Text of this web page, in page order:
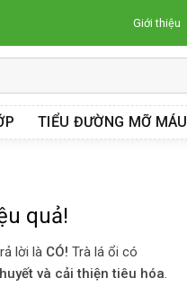
Giới thiệu
TIỂU ĐƯỜNG MỠ MÁU
quả!
lời là CÓ! Trà lá ổi có
và cải thiện tiêu hóa.